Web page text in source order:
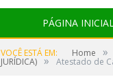
PÁGINA
VOCÊ ESTÁ EM: Home »
JURÍDICA) » Atestado de